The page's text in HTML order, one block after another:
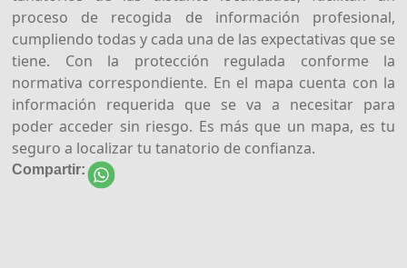
proceso de recogida de información profesional,
cumpliendo todas y cada una de las expectativas que se
tiene. Con la protección regulada conforme la
normativa correspondiente. En el mapa cuenta con la
información requerida que se va a necesitar para
poder acceder sin riesgo. Es más que un mapa, es tu
seguro a localizar tu tanatorio de confianza.
Compartir: